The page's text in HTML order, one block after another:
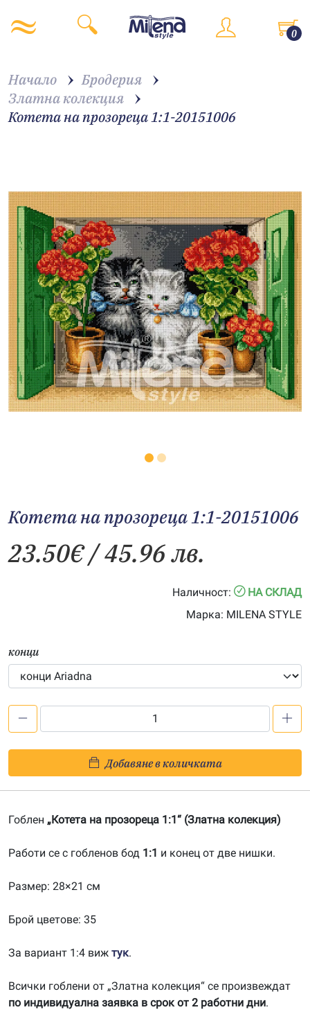
0
Начало
Бродерия
Златна колекция
Котета на прозореца 1:1-20151006
Котета на прозореца 1:1-20151006
23.50€/ 45.96 лв.
Наличност:
НА СКЛАД
Марка: MILENA STYLE
конци
на
прозореца
20151006
Добавяне в количката
Гоблен „Котета на прозореца 1:1“ (Златна колекция)
Работи се с гобленов бод 1:1 и конец от две нишки.
Размер: 28×21 см
Брой цветове: 35
За вариант 1:4 виж тук.
Всички гоблени от „Златна колекция“ се произвеждат
по индивидуална заявка в срок от 2 работни дни.